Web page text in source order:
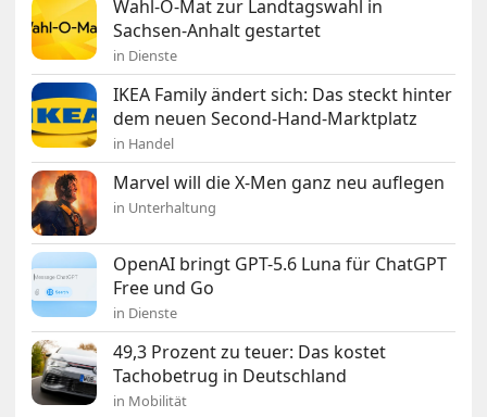
Wahl-O-Mat zur Landtagswahl in
Sachsen-Anhalt gestartet
in Dienste
IKEA Family ändert sich: Das steckt hinter
dem neuen Second-Hand-Marktplatz
in Handel
Marvel will die X-Men ganz neu auflegen
in Unterhaltung
OpenAI bringt GPT-5.6 Luna für ChatGPT
Free und Go
in Dienste
49,3 Prozent zu teuer: Das kostet
Tachobetrug in Deutschland
in Mobilität